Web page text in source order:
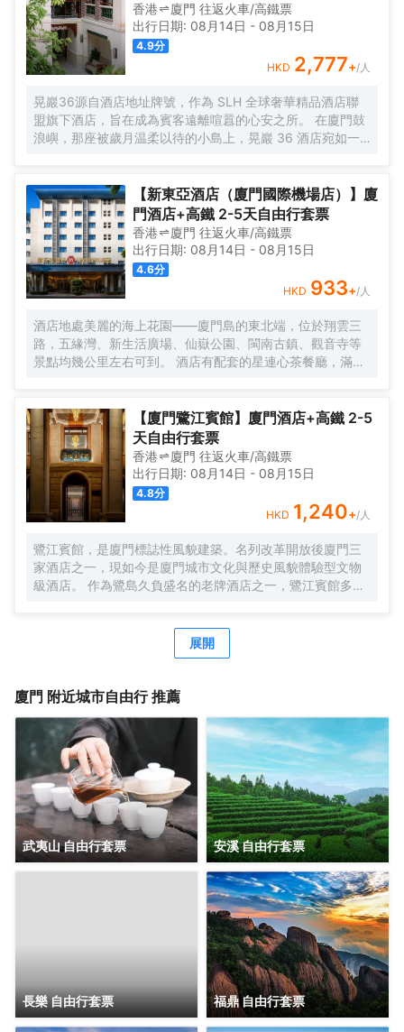
香港 廈門 往返火車/高鐵票
出行日期: 08月14日 - 08月15日
4.9分
HKD 2,777+/人
晃巖36源自酒店地址牌號，作為 SLH 全球奢華精品酒店聯
盟旗下酒店，旨在成為賓客遠離喧囂的心安之所。 在廈門鼓
浪嶼，那座被歲月温柔以待的小島上，晃巖 36 酒店宛如一
磚石間縈繞。自廈門搭乘渡輪，仿若穿越一片波光粼粼的詩
海，便能抵達這片與繁忙及快節奏隔絕的靜謐天堂。 踏入晃
巖36，復古留聲機裏傳出的悠揚旋律，似是時光的淺吟低
唱，伴你開啟這一場優雅之旅。閩南彩色玻璃窗與南洋風情
花紋瓷磚錯落交織，仿若一幅色彩斑斕而又富有異域風情的
畫卷，目光所及之處，皆是細膩的藝術筆觸。每間卧室皆似
陽光的寵兒，寬敞露台仿若空中花園，精心雕琢的細節之處
盡顯匠心。精心挑選的洗護產品與南方酒店少有的臻品烘衣
倉，以貼心的呵護，讓每一個清晨的準備都成為一種愉悅的
儀式。靜謐的夜晚，在戶外浴缸中舒展身心，拱形窗戶宛如
精緻畫框，框住那城市的迷人景緻，亦框住這片刻的寧靜與
間，悠然品茗，讓那一抹茶香與自然的氣息相融相契。在那
寧靜的庭院裏，新中式茶韻裊裊，創意咖啡香氣氤氲，時光
彷彿在此刻停駐，讓人沉醉不知歸路。「日光餐廳」裏，中
西合璧的融合美食宛如一場舌尖上的文化盛宴。「音樂會客
廳」內，鋼琴伴奏下的威士忌之夜，又似一場靈魂與音符、
美酒的繾綣私語。
【新東亞酒店（廈門國際機場店）】廈
門酒店+高鐵 2-5天自由行套票
香港 廈門 往返火車/高鐵票
出行日期: 08月14日 - 08月15日
4.6分
HKD 933+/人
酒店地處美麗的海上花園——廈門島的東北端，位於翔雲三
路，五緣灣、新生活廣場、仙嶽公園、閩南古鎮、觀音寺等
景點均幾公里左右可到。 酒店有配套的星連心茶餐廳，滿足
客一換，網絡讓你與外界溝通不中斷。酒店為住客提供免費
接送機服務（詳情諮詢門店）。
【廈門鷺江賓館】廈門酒店+高鐵 2-5
天自由行套票
香港 廈門 往返火車/高鐵票
出行日期: 08月14日 - 08月15日
4.8分
HKD 1,240+/人
鷺江賓館，是廈門標誌性風貌建築。名列改革開放後廈門三
家酒店之一，現如今是廈門城市文化與歷史風貌體驗型文物
級酒店。 作為鷺島久負盛名的老牌酒店之一，鷺江賓館多年
粟先生曾為鷺江賓館親筆題詞：“賓至如歸”。作為鷺江道上的
地標建築，它典藏了鷺江兩岸百年來的風華，又演繹出中西
店，也是時光。 時光隧道1958，是鷺江賓館的一顆璀璨明
心跳，感受時空的故事。 鷺江賓館將鼓浪嶼景觀“搬進”房
間。晨光初照時，您一睜眼便能飽覽鼓浪嶼風光。在盥洗
室，您在洗漱同時，亦能盡情欣賞鼓浪嶼的絕美景色。 鷺江
賓館享有 “食在鷺江”的經典美譽。七樓是中外遊客和廈門人
民情有獨鍾的觀景餐廳，是集美食與美景於一體的絕美殿
堂，常年名列各大口碑排行榜前列。鷺江賓館從萬千食材到
千變萬化的烹飪手法，追求細節精緻，在飽腹之上，滿足味
蕾想象，跨越時間與山海，尋味鷺江風味。
展開
廈門 附近城市自由行 推薦
武夷山 自由行套票 安溪 自由行套票
長樂 自由行套票 福鼎 自由行套票